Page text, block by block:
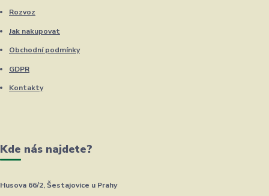
Rozvoz
Jak nakupovat
Obchodní podmínky
GDPR
Kontakty
Kde nás najdete?
Husova 66/2, Šestajovice u Prahy